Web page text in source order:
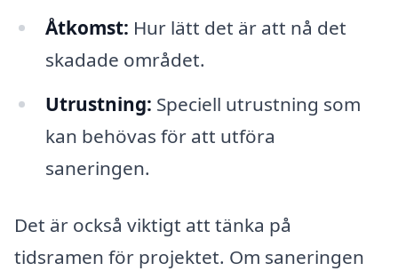
Åtkomst: Hur lätt det är att nå det
skadade området.
Utrustning: Speciell utrustning som
kan behövas för att utföra
saneringen.
Det är också viktigt att tänka på
tidsramen för projektet. Om saneringen